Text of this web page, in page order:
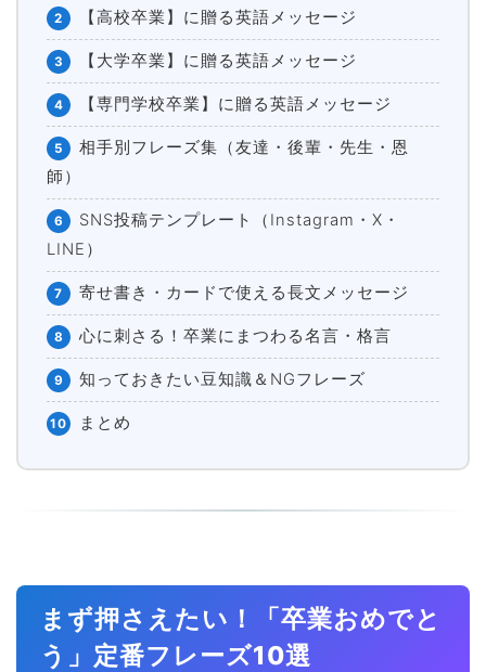
2 【高校卒業】に贈る英語メッセージ
3 【大学卒業】に贈る英語メッセージ
4 【専門学校卒業】に贈る英語メッセージ
5
相手別フレーズ集（友達・後輩・先生・恩
師）
6
SNS投稿テンプレート（Instagram・X・
LINE）
7 寄せ書き・カードで使える長文メッセージ
8 心に刺さる！卒業にまつわる名言・格言
9 知っておきたい豆知識＆NGフレーズ
10 まとめ
まず押さえたい！「卒業おめでと
う」定番フレーズ10選